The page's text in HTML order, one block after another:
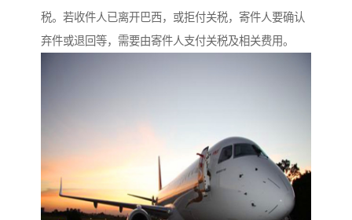
税。若收件人已离开巴西，或拒付关税，寄件人要确认
弃件或退回等，需要由寄件人支付关税及相关费用。